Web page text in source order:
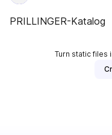
PRILLINGER-Katalog
Turn static files